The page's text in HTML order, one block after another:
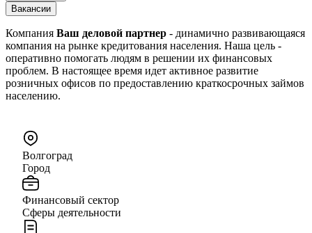
Вакансии
Компания Ваш деловой партнер - динамично развивающаяся
компания на рынке кредитования населения. Наша цель -
оперативно помогать людям в решении их финансовых
проблем. В настоящее время идет активное развитие
розничных офисов по предоставлению краткосрочных займов
населению.
Волгоград
Город
Финансовый сектор
Сферы деятельности